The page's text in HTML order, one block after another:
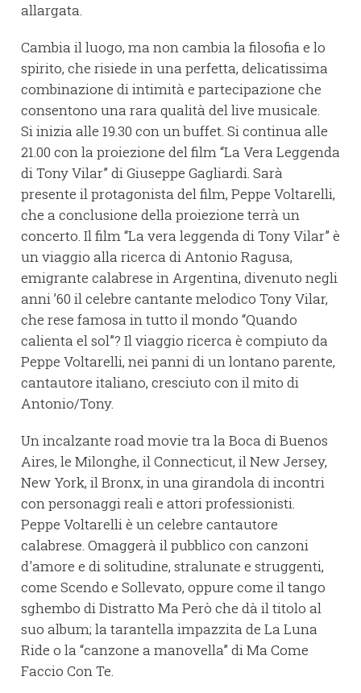
allargata.
Cambia il luogo, ma non cambia la filosofia e lo
spirito, che risiede in una perfetta, delicatissima
combinazione di intimità e partecipazione che
consentono una rara qualità del live musicale.
Si inizia alle 19.30 con un buffet. Si continua alle
21.00 con la proiezione del film “La Vera Leggenda
di Tony Vilar” di Giuseppe Gagliardi. Sarà
presente il protagonista del film, Peppe Voltarelli,
che a conclusione della proiezione terrà un
concerto. Il film “La vera leggenda di Tony Vilar” è
un viaggio alla ricerca di Antonio Ragusa,
emigrante calabrese in Argentina, divenuto negli
anni ’60 il celebre cantante melodico Tony Vilar,
che rese famosa in tutto il mondo “Quando
calienta el sol”? Il viaggio ricerca è compiuto da
Peppe Voltarelli, nei panni di un lon­tano parente,
cantautore italiano, cresciuto con il mito di
Antonio/Tony.
Un incalzante road movie tra la Boca di Buenos
Aires, le Milonghe, il Connecticut, il New Jersey,
New York, il Bronx, in una girandola di incontri
con personaggi reali e attori professionisti.
Peppe Voltarelli è un celebre cantautore
calabrese. Omaggerà il pubblico con canzoni
d'amore e di solitudine, stralunate e struggenti,
come Scendo e Sollevato, oppure come il tango
sghembo di Distratto Ma Però che dà il titolo al
suo album; la tarantella impazzita de La Luna
Ride o la “canzone a manovella” di Ma Come
Faccio Con Te.